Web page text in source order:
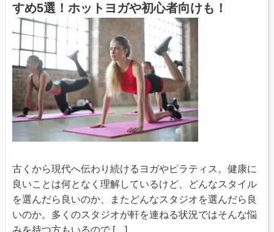
すめ5選！ホットヨガや初心者向けも！
古くから現代へ伝わり続けるヨガやピラティス。健康に
良いことは何となく理解しているけど、どんなスタイル
を選んだら良いのか、またどんなスタジオを選んだら良
いのか。多くのスタジオが軒を連ねる状況ではそんな悩
みを持つ方もいるので […]